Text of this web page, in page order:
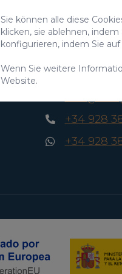
C/ Swing Los
Salobre Golf
35100
Kanarische
CIF:B76226992
+34 928
+34 928
Sie können alle diese
klicken, sie ablehnen,
konfigurieren, indem Sie
Wenn Sie weitere
Website.